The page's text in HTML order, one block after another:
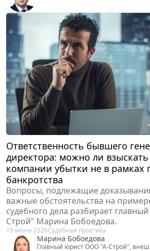
Крипто-ВЭД с 1 июля 2026: как
контракт на учет, пройти
и не потерять расчетный счет
От P2P к цифровому депозитарию
руководство по расчетам
блокировки счета и налоговым
представил адвокат,
ADVOLAW Антон Пуляев.
26 июня 2026Бизнес
Пуляев Антон
Адвокат, управляющий партнер